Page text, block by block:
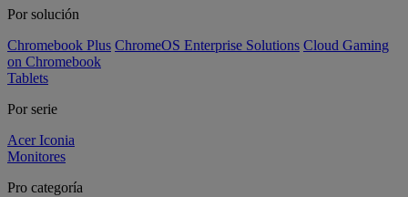
Por solución
Chromebook Plus ChromeOS Enterprise Solutions Cloud Gaming
on Chromebook
Tablets
Por serie
Acer Iconia
Monitores
Pro categoría